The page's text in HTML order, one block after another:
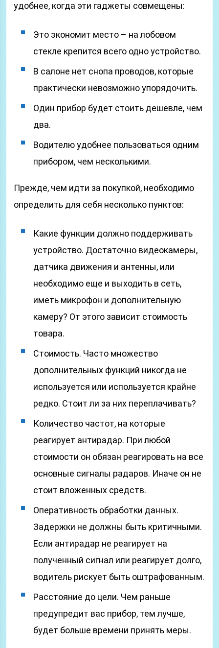
удобнее, когда эти гаджеты совмещены:
Это экономит место – на лобовом
стекле крепится всего одно устройство.
В салоне нет снопа проводов, которые
практически невозможно упорядочить.
Один прибор будет стоить дешевле, чем
два.
Водителю удобнее пользоваться одним
прибором, чем несколькими.
Прежде, чем идти за покупкой, необходимо
определить для себя несколько пунктов:
Какие функции должно поддерживать
устройство. Достаточно видеокамеры,
датчика движения и антенны, или
необходимо еще и выходить в сеть,
иметь микрофон и дополнительную
камеру? От этого зависит стоимость
товара.
Стоимость. Часто множество
дополнительных функций никогда не
используется или используется крайне
редко. Стоит ли за них переплачивать?
Количество частот, на которые
реагирует антирадар. При любой
стоимости он обязан реагировать на все
основные сигналы радаров. Иначе он не
стоит вложенных средств.
Оперативность обработки данных.
Задержки не должны быть критичными.
Если антирадар не реагирует на
полученный сигнал или реагирует долго,
водитель рискует быть оштрафованным.
Расстояние до цели. Чем раньше
предупредит вас прибор, тем лучше,
будет больше времени принять меры.